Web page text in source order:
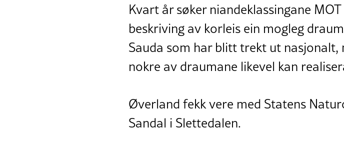
Kvart år søker niandeklassingane
beskriving av korleis ein mogleg
Sauda som har blitt trekt ut
nokre av draumane likevel kan
Øverland fekk vere med Statens
Sandal i Slettedalen.